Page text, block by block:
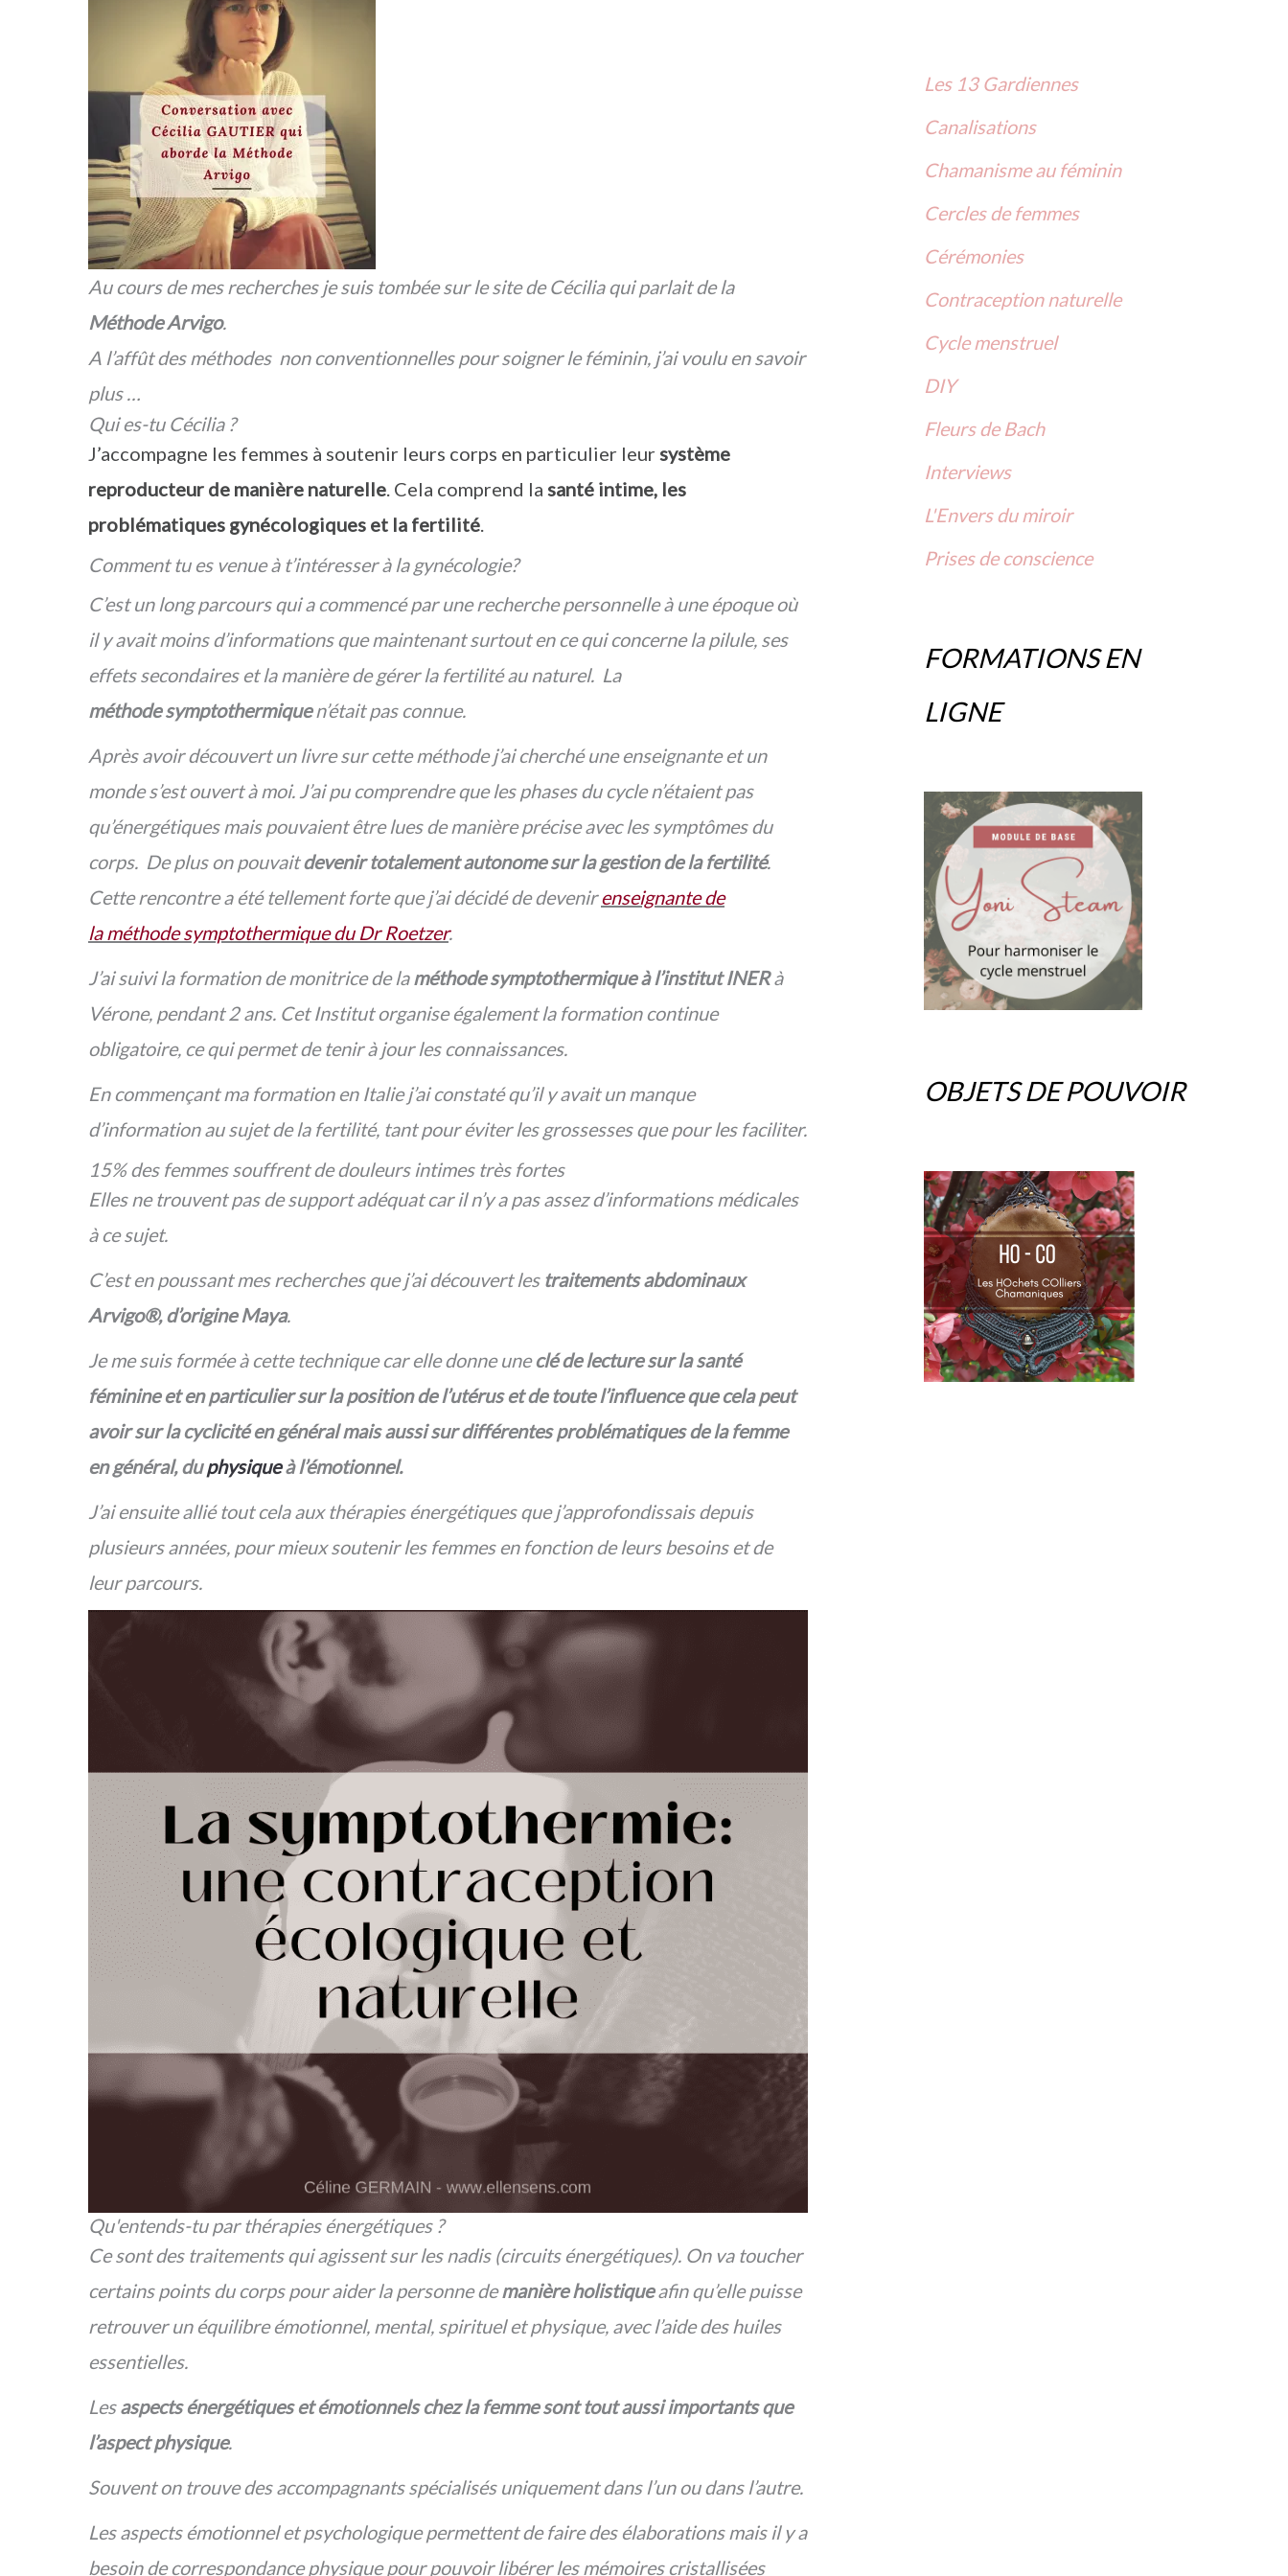
Au cours de mes recherches je suis tombée sur le site de Cécilia qui parlait de la
Méthode Arvigo.
A l’affût des méthodes non conventionnelles pour soigner le féminin, j’ai voulu en savoir
plus …
Qui es-tu Cécilia ?
J’accompagne les femmes à soutenir leurs corps en particulier leur système
reproducteur de manière naturelle . Cela comprend la santé intime, les
problématiques gynécologiques et la fertilité
Comment tu es venue à t’intéresser à la gynécologie?
C’est un long parcours qui a commencé par une recherche personnelle à une époque où
il y avait moins d’informations que maintenant surtout en ce qui concerne la pilule, ses
effets secondaires et la manière de gérer la fertilité au naturel. La
méthode symptothermiquen’était pas connue.
Après avoir découvert un livre sur cette méthode j’ai cherché une enseignante et un
monde s’est ouvert à moi. J’ai pu comprendre que les phases du cyclen’étaient pas
qu’énergétiques mais pouvaientêtre lues de manière précise avec les symptômes du
corps. De plus on pouvaitdevenir totalement autonome sur la gestion de la fertilité.
Cette rencontre a été tellement forte que j’ai décidé de devenirenseignante de
la méthode symptothermique du Dr Roetzer.
J’ai suivi la formation de monitrice de la méthode symptothermique à l’institut INERà
Vérone, pendant 2 ans. Cet Institut organise également la formation continue
obligatoire, ce qui permet de tenir à jour les connaissances.
En commençant ma formation en Italie j’ai constaté qu’il y avait un manque
d’information au sujet de la fertilité, tant pour éviter les grossesses que pour les faciliter.
15% des femmes souffrent de douleurs intimes très fortes
Elles ne trouvent pas de support adéquat car il n’y a pas assez d’informations médicales
à ce sujet.
C’est en poussant mes recherches que j’ai découvert les traitements abdominaux
Arvigo®, d’origine Maya.
Je me suis formée à cette technique car elle donne uneclé de lecture sur la santé
féminine et en particulier sur la position de l’utérus et de toute l’influence que cela peut
avoir sur la cyclicité en général mais aussi sur différentes problématiques de la femme
en général, duphysiqueà l’émotionnel.
J’ai ensuite allié tout cela aux thérapies énergétiques que j’approfondissais depuis
plusieurs années, pour mieux soutenir les femmes en fonction de leurs besoins et de
leur parcours.
Qu'entends-tu par thérapies énergétiques ?
Ce sont des traitements qui agissent sur les nadis (circuits énergétiques). On va toucher
certains points du corps pour aider la personne demanière holistiqueafin qu’elle puisse
retrouver un équilibre émotionnel, mental, spirituel et physique, avec l’aide des huiles
essentielles.
Lesaspects énergétiques et émotionnels chez la femme sont tout aussi importants que
l’aspect physique.
Souvent on trouve des accompagnants spécialisés uniquement dans l’un ou dans l’autre.
Les aspects émotionnel et psychologique permettent de faire des élaborations mais il y a
besoin de correspondance physique pour pouvoir libérer les mémoires cristallisées
r
c
:
Les 13 Gardiennes
Canalisations
Chamanisme au féminin
Cercles defemmes
Cérémonies
Contraception naturelle
Cycle menstruel
DIY
FleursdeBach
Interviews
L'Envers du miroir
Prisesdeconscience
FORMATIONS EN
LIGNE
OBJETS DE POUVOIR